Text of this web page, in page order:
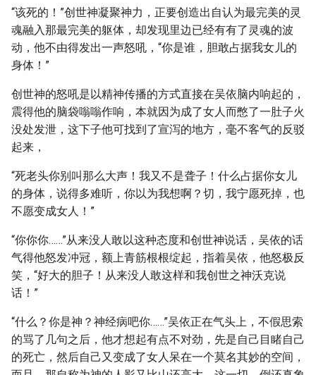
“该死的！”创世神凝聚神力，正要创造出自认为最完美的灵
魂融入那最完美的躯体，却发现里边已经有有了灵魂的波
动，他不由得发出一声怒吼，“你是谁，胆敢占据我女儿的
身体！”
创世神的怒吼是以精神传播的方式直接在吴依脑内响起的，
震得他的脑袋嗡嗡作响，本就因为成了女人而憋了一肚子火
没处发泄，这下子他可找到了宣泻的地方，毫不客气的反驳
起来，
“死老头你别叫那么大声！我又不是聋子！什么占据你女儿
的身体，说得多难听，你以为我想啊？切，我宁愿死掉，也
不愿变成女人！”
“你你你……”从来没人敢以这种态度和创世神说话，吴依的话
气得他怒发冲冠，额上青筋根根绽起，指着吴依，他怒极反
笑，“好大的胆子！从来没人敢这样和我创世之神沃克说
话！”
“什么？你是神？神经病吧你……”吴依正在气头上，不假思索
的骂了几句之后，他才想起有点不对劲，先是自己目睹自己
的死亡，然后自己又变成了女人呆在一个莫名其妙的空间，